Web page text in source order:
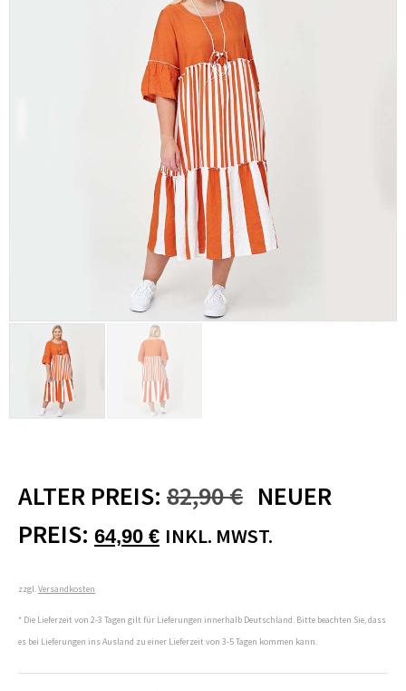
ALTER PREIS: 82,90€ NEUER
PREIS: 64,90 € INKL. MWST.
zzgl. Versandkosten
* Die Lieferzeit von 2-3 Tagen gilt für Lieferungen innerhalb Deutschland. Bitte beachten Sie, dass
es bei Lieferungen ins Ausland zu einer Lieferzeit von 3-5 Tagen kommen kann.